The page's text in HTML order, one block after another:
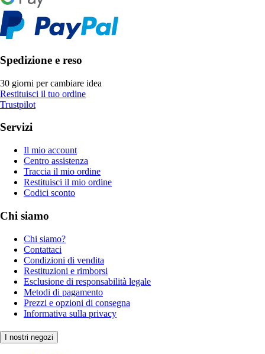
Spedizione e reso
30 giorni per cambiare idea
Restituisci il tuo ordine
Trustpilot
Servizi
Il mio account
Centro assistenza
Traccia il mio ordine
Restituisci il mio ordine
Codici sconto
Chi siamo
Chi siamo?
Contattaci
Condizioni di vendita
Restituzioni e rimborsi
Esclusione di responsabilità legale
Metodi di pagamento
Prezzi e opzioni di consegna
Informativa sulla privacy
I nostri negozi